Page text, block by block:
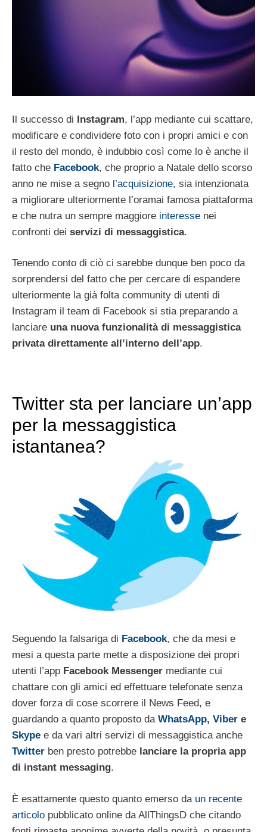
Il successo di Instagram, l’app mediante cui scattare,
modificare e condividere foto con i propri amici e con
il resto del mondo, è indubbio così come lo è anche il
fatto che Facebook, che proprio a Natale dello scorso
anno ne mise a segno l’acquisizione, sia intenzionata
a migliorare ulteriormente l’oramai famosa piattaforma
e che nutra un sempre maggiore interesse nei
confronti dei servizi di messaggistica.
Tenendo conto di ciò ci sarebbe dunque ben poco da
sorprendersi del fatto che per cercare di espandere
ulteriormente la già folta community di utenti di
Instagram il team di Facebook si stia preparando a
lanciare una nuova funzionalità di messaggistica
privata direttamente all’interno dell’app.
Twitter sta per lanciare un’app
per la messaggistica
istantanea?
Seguendo la falsariga di Facebook, che da mesi e
mesi a questa parte mette a disposizione dei propri
utenti l’app Facebook Messenger mediante cui
chattare con gli amici ed effettuare telefonate senza
dover forza di cose scorrere il News Feed, e
guardando a quanto proposto da WhatsApp, Viber e
Skype e da vari altri servizi di messaggistica anche
Twitter ben presto potrebbe lanciare la propria app
di instant messaging.
È esattamente questo quanto emerso da un recente
articolo pubblicato online da AllThingsD che citando